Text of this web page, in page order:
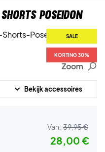
Poseidon
SALE
KORTING 30%
SALE
KORTING 30%
Zoom
Bekijk accessoires
Van: 39,95 €
28,00 €